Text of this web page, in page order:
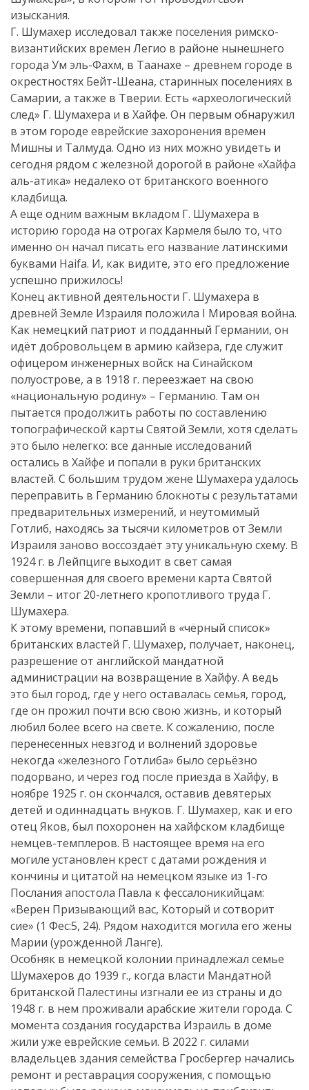
изыскания.
Г. Шумахер исследовал также поселения римско-
византийских времен Легио в районе нынешнего
города Ум эль-Фахм, в Таанахе – древнем городе в
окрестностях Бейт-Шеана, старинных поселениях в
Самарии, а также в Тверии. Есть «археологический
след» Г. Шумахера и в Хайфе. Он первым обнаружил
в этом городе еврейские захоронения времен
Мишны и Талмуда. Одно из них можно увидеть и
сегодня рядом с железной дорогой в районе «Хайфа
аль-атика» недалеко от британского военного
кладбища.
А еще одним важным вкладом Г. Шумахера в
историю города на отрогах Кармеля было то, что
именно он начал писать его название латинскими
буквами Haifa. И, как видите, это его предложение
успешно прижилось!
Конец активной деятельности Г. Шумахера в
древней Земле Израиля положила I Мировая война.
Как немецкий патриот и подданный Германии, он
идёт добровольцем в армию кайзера, где служит
офицером инженерных войск на Синайском
полуострове, а в 1918 г. переезжает на свою
«национальную родину» – Германию. Там он
пытается продолжить работы по составлению
топографической карты Святой Земли, хотя сделать
это было нелегко: все данные исследований
остались в Хайфе и попали в руки британских
властей. С большим трудом жене Шумахера удалось
переправить в Германию блокноты с результатами
предварительных измерений, и неутомимый
Готлиб, находясь за тысячи километров от Земли
Израиля заново воссоздаёт эту уникальную схему. В
1924 г. в Лейпциге выходит в свет самая
совершенная для своего времени карта Святой
Земли – итог 20-летнего кропотливого труда Г.
Шумахера.
К этому времени, попавший в «чёрный список»
британских властей Г. Шумахер, получает, наконец,
разрешение от английской мандатной
администрации на возвращение в Хайфу. А ведь
это был город, где у него оставалась семья, город,
где он прожил почти всю свою жизнь, и который
любил более всего на свете. К сожалению, после
перенесенных невзгод и волнений здоровье
некогда «железного Готлиба» было серьёзно
подорвано, и через год после приезда в Хайфу, в
ноябре 1925 г. он скончался, оставив девятерых
детей и одиннадцать внуков. Г. Шумахер, как и его
отец Яков, был похоронен на хайфском кладбище
немцев-темплеров. В настоящее время на его
могиле установлен крест с датами рождения и
кончины и цитатой на немецком языке из 1-го
Послания апостола Павла к фессалоникийцам:
«Верен Призывающий вас, Который и сотворит
сие» (1 Фес:5, 24). Рядом находится могила его жены
Марии (урожденной Ланге).
Особняк в немецкой колонии принадлежал семье
Шумахеров до 1939 г., когда власти Мандатной
британской Палестины изгнали ее из страны и до
1948 г. в нем проживали арабские жители города. С
момента создания государства Израиль в доме
жили уже еврейские семьи. В 2022 г. силами
владельцев здания семейства Гросбергер начались
ремонт и реставрация сооружения, с помощью